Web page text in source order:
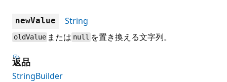
newValue String
oldValue または null を置き換える文字列。
返品
StringBuilder